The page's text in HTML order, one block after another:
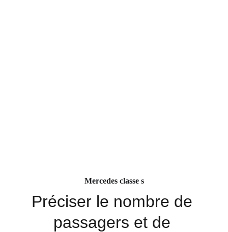
Mercedes classe s
Préciser le nombre de
passagers et de